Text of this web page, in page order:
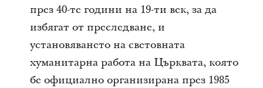
през 40-те години на 19-ти век, за да
избягат от преследване, и
установяването на световната
хуманитарна работа на Църквата, която
бе официално организирана през 1985